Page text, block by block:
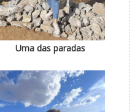
Uma das paradas